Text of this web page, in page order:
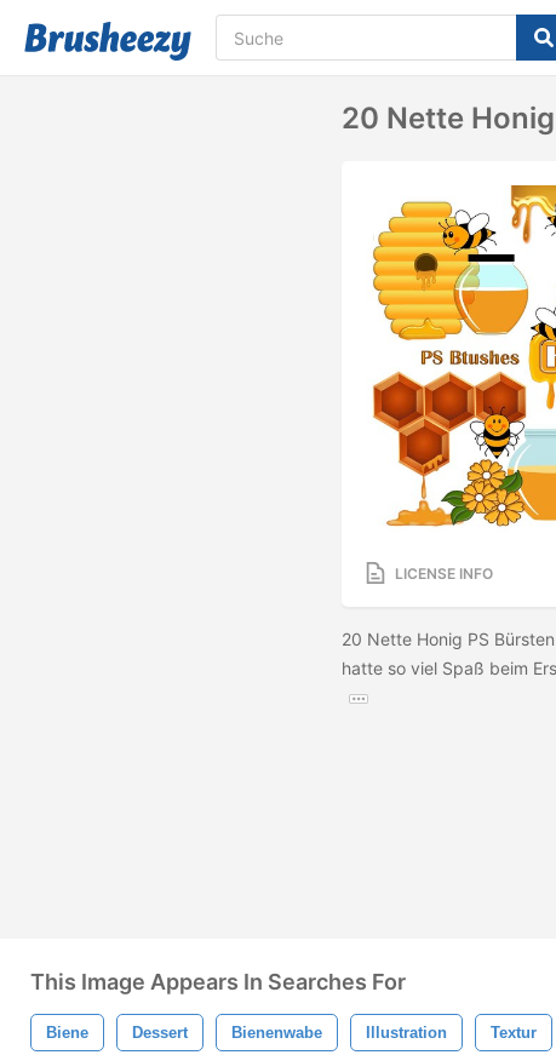
20 Nette
LICENSE INFO
20 Nette Honig PS
hatte so viel Spaß beim
This Image Appears In Searches For
Biene Dessert Bienenwabe Illustration Textur